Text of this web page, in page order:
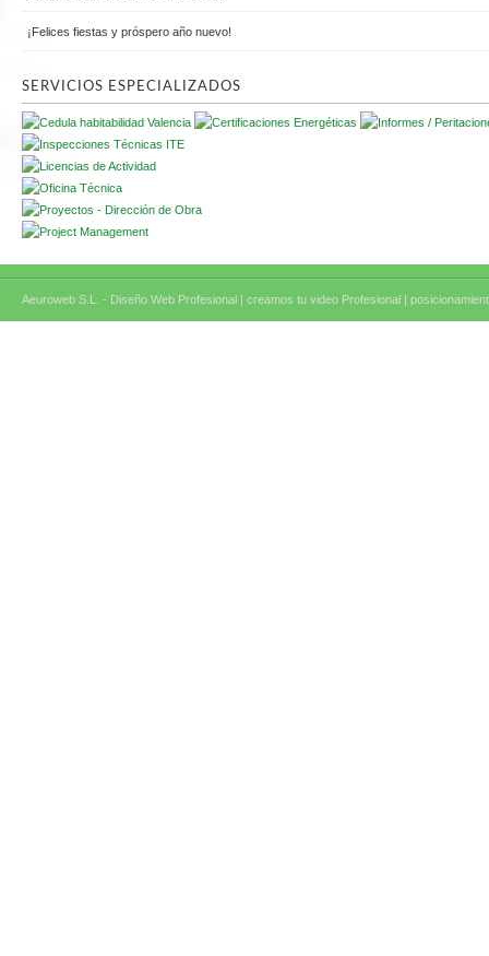
¡Felices fiestas y próspero año nuevo!
SERVICIOS ESPECIALIZADOS
Aeuroweb S.L. - Diseño Web Profesional | creamos tu video Profesional |